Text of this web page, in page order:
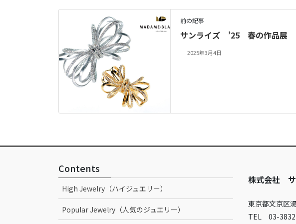
前の記事
サンライズ ’25 春の作品展
2025年3月4日
Contents
High Jewelry（ハイジュエリー）
Popular Jewelry（人気のジュエリー）
株式会社 サ
東京都文京区
TEL 03-